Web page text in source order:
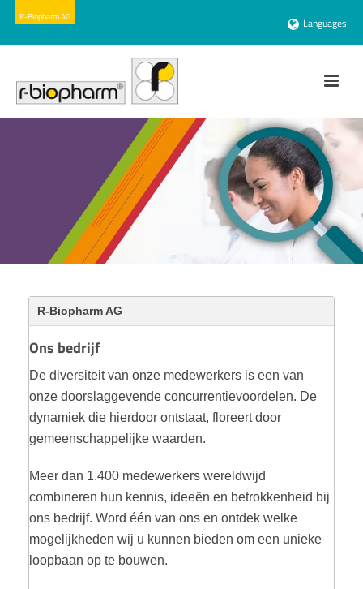
Languages
R-Biopharm AG
Ons bedrijf
De diversiteit van onze medewerkers is een van
onze doorslaggevende concurrentievoordelen. De
dynamiek die hierdoor ontstaat, floreert door
gemeenschappelijke waarden.
Meer dan 1.400 medewerkers wereldwijd
combineren hun kennis, ideeën en betrokkenheid bij
ons bedrijf. Word één van ons en ontdek welke
mogelijkheden wij u kunnen bieden om een unieke
loopbaan op te bouwen.